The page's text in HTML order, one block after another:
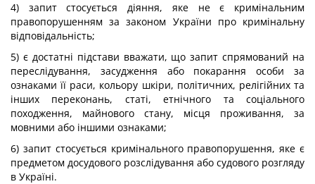
4) запит стосується діяння, яке не є кримінальним
правопорушенням за законом України про кримінальну
відповідальність;
5) є достатні підстави вважати, що запит спрямований на
переслідування, засудження або покарання особи за
ознаками її раси, кольору шкіри, політичних, релігійних та
інших переконань, статі, етнічного та соціального
походження, майнового стану, місця проживання, за
мовними або іншими ознаками;
6) запит стосується кримінального правопорушення, яке є
предметом досудового розслідування або судового розгляду
в Україні.